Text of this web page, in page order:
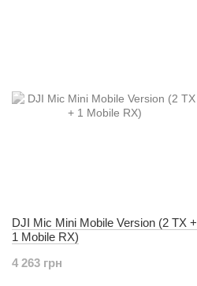
DJI Mic Mini Mobile Version (2 TX +
1 Mobile RX)
4 263 грн